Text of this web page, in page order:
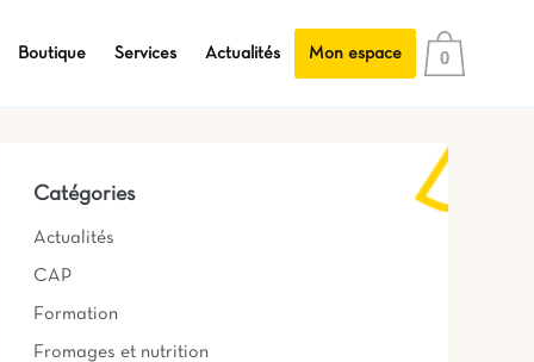
0
Boutique Services Actualités Mon espace
Catégories
Actualités
CAP
Formation
Fromages et nutrition